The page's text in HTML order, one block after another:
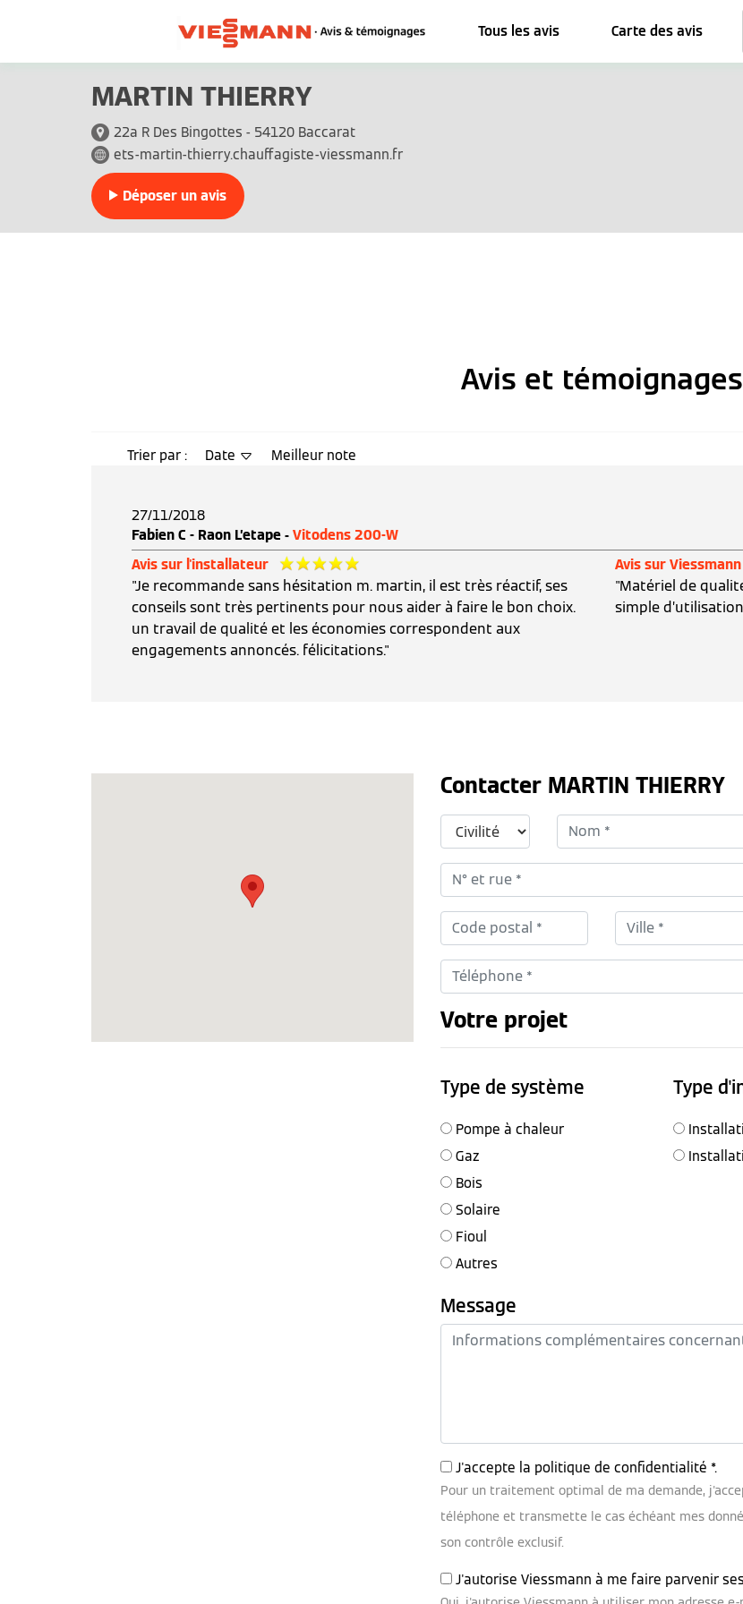
Tous les avis Carte des avis
MARTIN THIERRY
22a R Des Bingottes - 54120 Baccarat
ets-martin-thierry.chauffagiste-viessmann.fr
Déposer un avis
Avis et témoignages
Trier par : Date Meilleur note
27/11/2018
Fabien C - Raon L’etape - Vitodens 200-W
Avis sur l'installateur
"Je recommande sans hésitation m. martin, il est très réactif, ses
conseils sont très pertinents pour nous aider à faire le bon choix.
un travail de qualité et les économies correspondent aux
engagements annoncés. félicitations."
Avis sur Viessmann
"Matériel de
simple
Contacter MARTIN THIERRY
Votre projet
Type de système Type
Pompe à chaleur
Gaz
Bois
Solaire
Fioul
Autres
Message
J'accepte la politique de confidentialité *.
Pour un traitement optimal de ma demande,
téléphone et transmette le cas échéant mes
son contrôle exclusif.
J'autorise Viessmann à me faire parvenir